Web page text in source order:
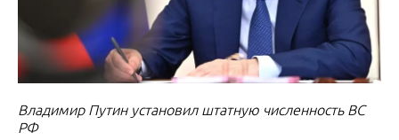
Владимир Путин установил штатную численность ВС
РФ